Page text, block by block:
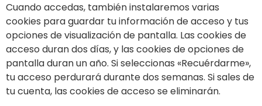
Cuando accedas, también instalaremos varias
cookies para guardar tu información de acceso y tus
opciones de visualización de pantalla. Las cookies de
acceso duran dos días, y las cookies de opciones de
pantalla duran un año. Si seleccionas «Recuérdarme»,
tu acceso perdurará durante dos semanas. Si sales de
tu cuenta, las cookies de acceso se eliminarán.